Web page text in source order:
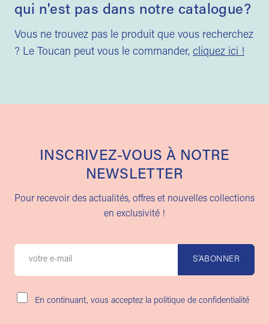
qui n'est pas dans notre catalogue?
Vous ne trouvez pas le produit que vous recherchez
? Le Toucan peut vous le commander, cliquez ici !
INSCRIVEZ-VOUS À NOTRE
NEWSLETTER
Pour recevoir des actualités, offres et nouvelles collections
en exclusivité !
En continuant, vous acceptez la politique de confidentialité